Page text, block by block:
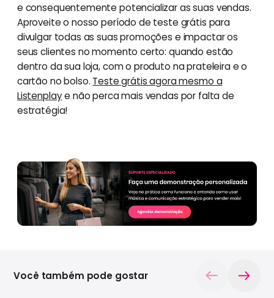
e consequentemente potencializar as suas vendas.
Aproveite o nosso período de teste grátis para
divulgar todas as suas promoções e impactar os
seus clientes no momento certo: quando estão
dentro da sua loja, com o produto na prateleira e o
cartão no bolso. Teste grátis agora mesmo a
Listenplaye não perca mais vendas por falta de
estratégia!
Você também pode gostar